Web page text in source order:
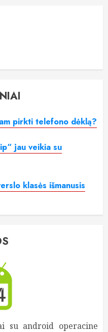
pirkti telefono dėklą?
jau veikia su
klasės išmanusis
su android operacine